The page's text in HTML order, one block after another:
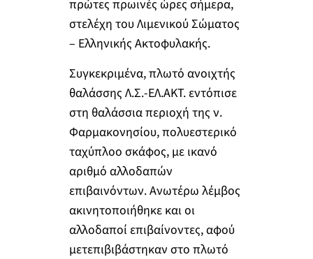
πρώτες πρωινές ώρες σήμερα,
στελέχη του Λιμενικού Σώματος
– Ελληνικής Ακτοφυλακής.
Συγκεκριμένα, πλωτό ανοιχτής
θαλάσσης Λ.Σ.-ΕΛ.ΑΚΤ. εντόπισε
στη θαλάσσια περιοχή της ν.
Φαρμακονησίου, πολυεστερικό
ταχύπλοο σκάφος, με ικανό
αριθμό αλλοδαπών
επιβαινόντων. Ανωτέρω λέμβος
ακινητοποιήθηκε και οι
αλλοδαποί επιβαίνοντες, αφού
μετεπιβιβάστηκαν στο πλωτό